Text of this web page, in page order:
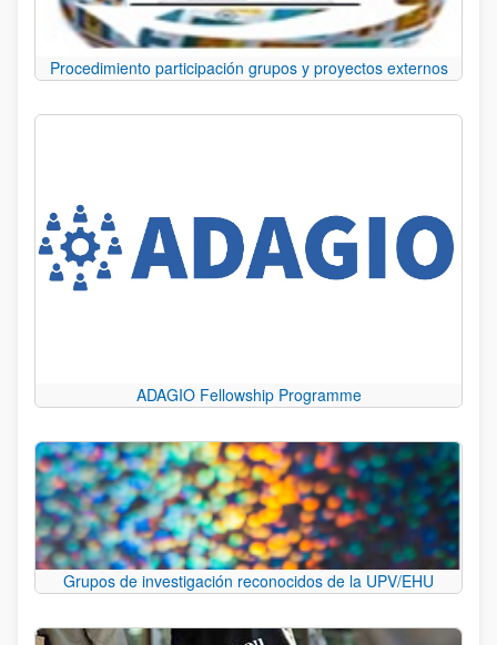
Procedimiento participación grupos y proyectos externos
ADAGIO Fellowship Programme
Grupos de investigación reconocidos de la UPV/EHU